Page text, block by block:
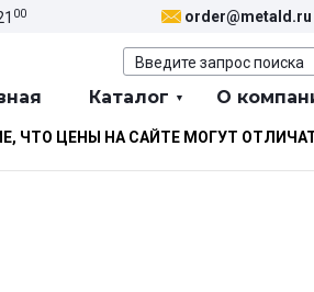
00 order@metald.ru
Каталог О
ЧТО ЦЕНЫ НА САЙТЕ МОГУТ